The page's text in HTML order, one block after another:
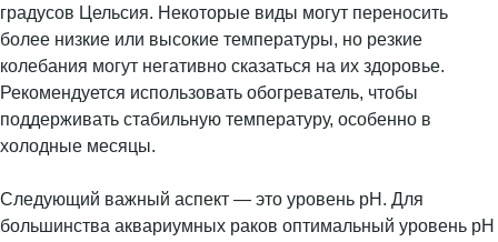
градусов Цельсия. Некоторые виды могут переносить
более низкие или высокие температуры, но резкие
колебания могут негативно сказаться на их здоровье.
Рекомендуется использовать обогреватель, чтобы
поддерживать стабильную температуру, особенно в
холодные месяцы.
Следующий важный аспект — это уровень pH. Для
большинства аквариумных раков оптимальный уровень pH